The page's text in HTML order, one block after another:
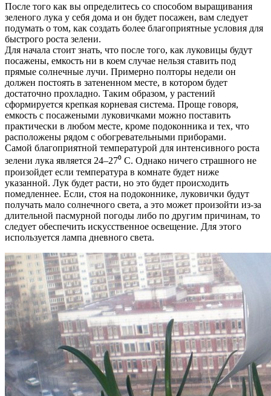
После того как вы определитесь со способом выращивания
зеленого лука у себя дома и он будет посажен, вам следует
подумать о том, как создать более благоприятные условия для
быстрого роста зелени.
Для начала стоит знать, что после того, как луковицы будут
посажены, емкость ни в коем случае нельзя ставить под
прямые солнечные лучи. Примерно полторы недели он
должен постоять в затененном месте, в котором будет
достаточно прохладно. Таким образом, у растений
сформируется крепкая корневая система. Проще говоря,
емкость с посажеными луковичками можно поставить
практически в любом месте, кроме подоконника и тех, что
расположены рядом с обогревательными приборами.
Самой благоприятной температурой для интенсивного роста
зелени лука является 24–27⁰ С. Однако ничего страшного не
произойдет если температура в комнате будет ниже
указанной. Лук будет расти, но это будет происходить
помедленнее. Если, стоя на подоконнике, луковички будут
получать мало солнечного света, а это может произойти из-за
длительной пасмурной погоды либо по другим причинам, то
следует обеспечить искусственное освещение. Для этого
используется лампа дневного света.